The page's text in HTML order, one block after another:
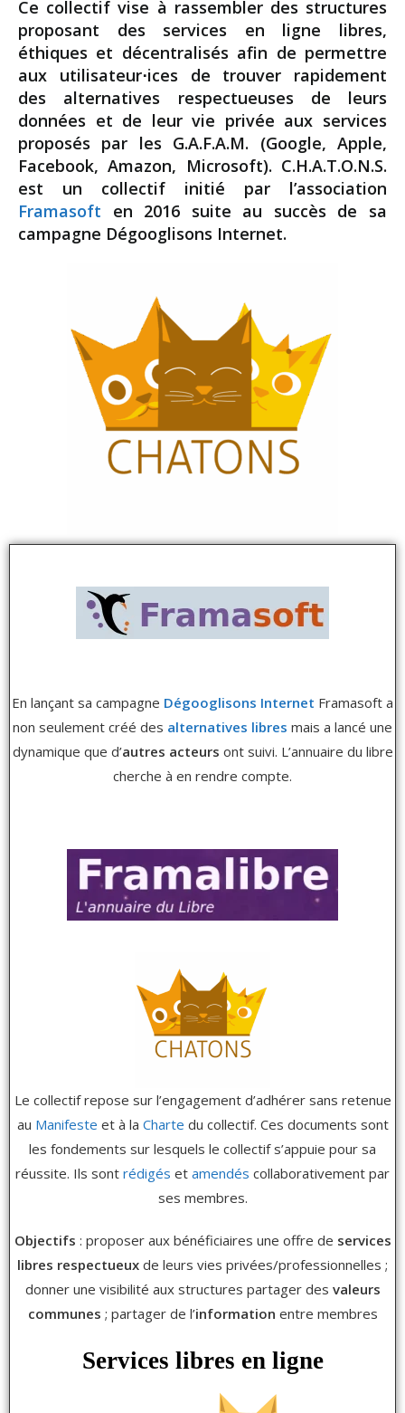
Ce collectif vise à rassembler des structures
proposant des services en ligne libres,
éthiques et décentralisés afin de permettre
aux utilisateur⋅ices de trouver rapidement
des alternatives respectueuses de leurs
données et de leur vie privée aux services
proposés par les G.A.F.A.M. (Google, Apple,
Facebook, Amazon, Microsoft). C.H.A.T.O.N.S.
est un collectif initié par l’association
Framasoft en 2016 suite au succès de sa
campagne Dégooglisons Internet.
En lançant sa campagne Dégooglisons Internet Framasoft a
non seulement créé des alternatives libres mais a lancé une
dynamique que d’autres acteurs ont suivi. L’annuaire du libre
cherche à en rendre compte.
Le collectif repose sur l’engagement d’adhérer sans retenue
au Manifeste et à la Charte du collectif. Ces documents sont
les fondements sur lesquels le collectif s’appuie pour sa
réussite. Ils sont rédigés et amendés collaborativement par
ses membres.
Objectifs : proposer aux bénéficiaires une offre de services
libres respectueux de leurs vies privées/professionnelles ;
donner une visibilité aux structures partager des valeurs
communes ; partager de l’information entre membres